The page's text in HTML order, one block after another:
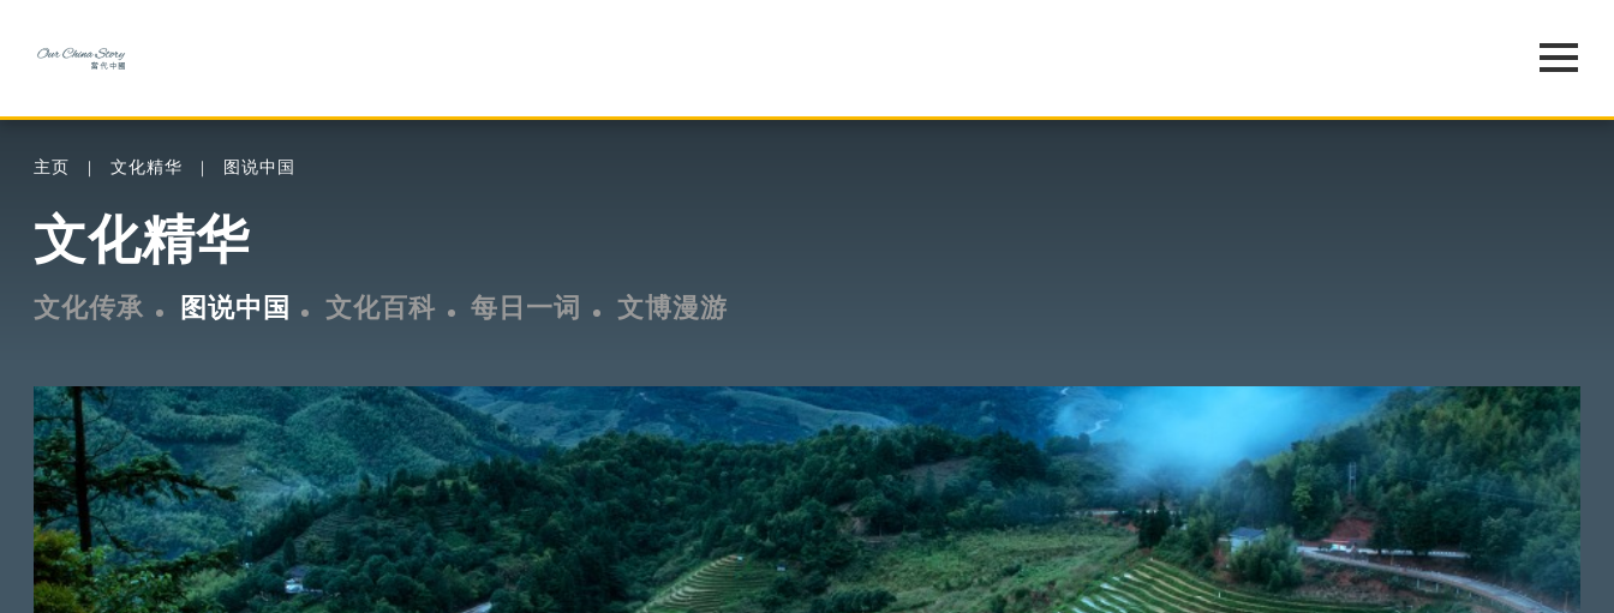
主页 文化精华 图说中国
文化精华
文化传承 图说中国 文化百科 每日一词 文博漫游